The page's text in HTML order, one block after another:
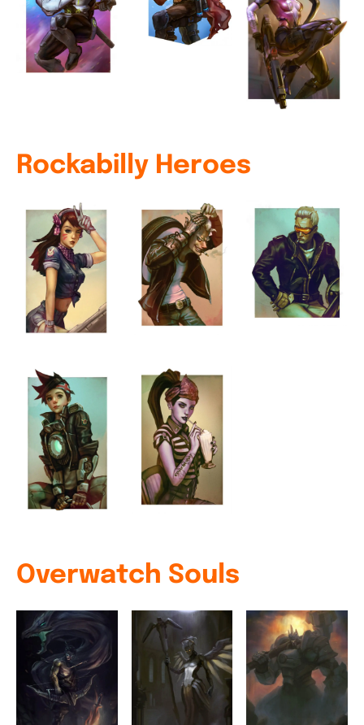
Rockabilly Heroes
Overwatch Souls